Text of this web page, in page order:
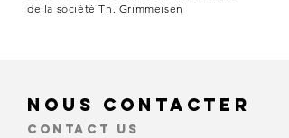
de la société Th. Grimmeisen
NOUS CONTACTER
CONTACT US